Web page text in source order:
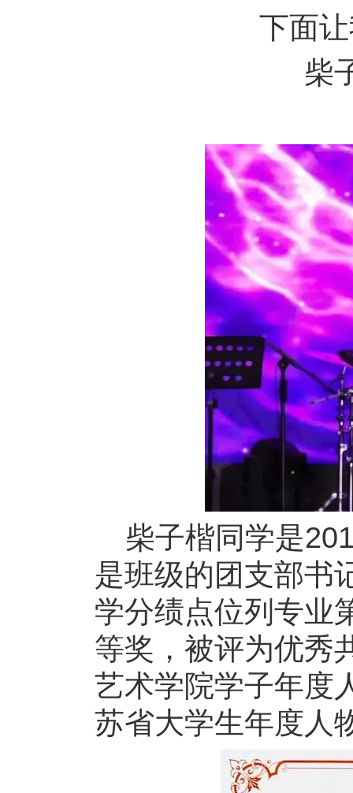
下面
柴
柴子楷同学是
是班级的团支部书
学分绩点位列专业
等奖，被评为优秀
艺术学院学子年度
苏省大学生年度人